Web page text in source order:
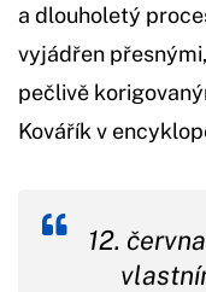
a dlouholetý
vyjádřen
pečlivě
Kovářík v
12.